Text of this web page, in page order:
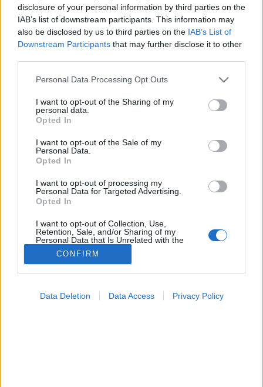
disclosure of your personal information by third parties on the
IAB’s list of downstream participants. This information may
also be disclosed by us to third parties on the IAB’s List of
Downstream Participants that may further disclose it to other
Please note that this website/app uses one or more Google
not limited to your visit or usage behaviour. You may click to
grant or deny consent to Google and its third-party tags to
use your data for below specified purposes in below Google
consent section.
Personal Data Processing Opt Outs
I want to opt-out of the Sharing of my
personal data.
Opted In
I want to opt-out of the Sale of my
Personal Data.
Opted In
I want to opt-out of processing my
Personal Data for Targeted Advertising.
Opted In
I want to opt-out of Collection, Use,
Retention, Sale, and/or Sharing of my
Personal Data that Is Unrelated with the
Purposes for which it was collected.
Opted Out
CONFIRM
Data Deletion Data Access Privacy Policy
Tünet
Kezelés
Életmódváltás
Kutatás
Prevenció
Hírek
Videók
#allergia#influenza
#cukorbetegség
#pajzsmirigy#reflux#ekcéma#herpesz
Regisztráció
Frontérzékeny